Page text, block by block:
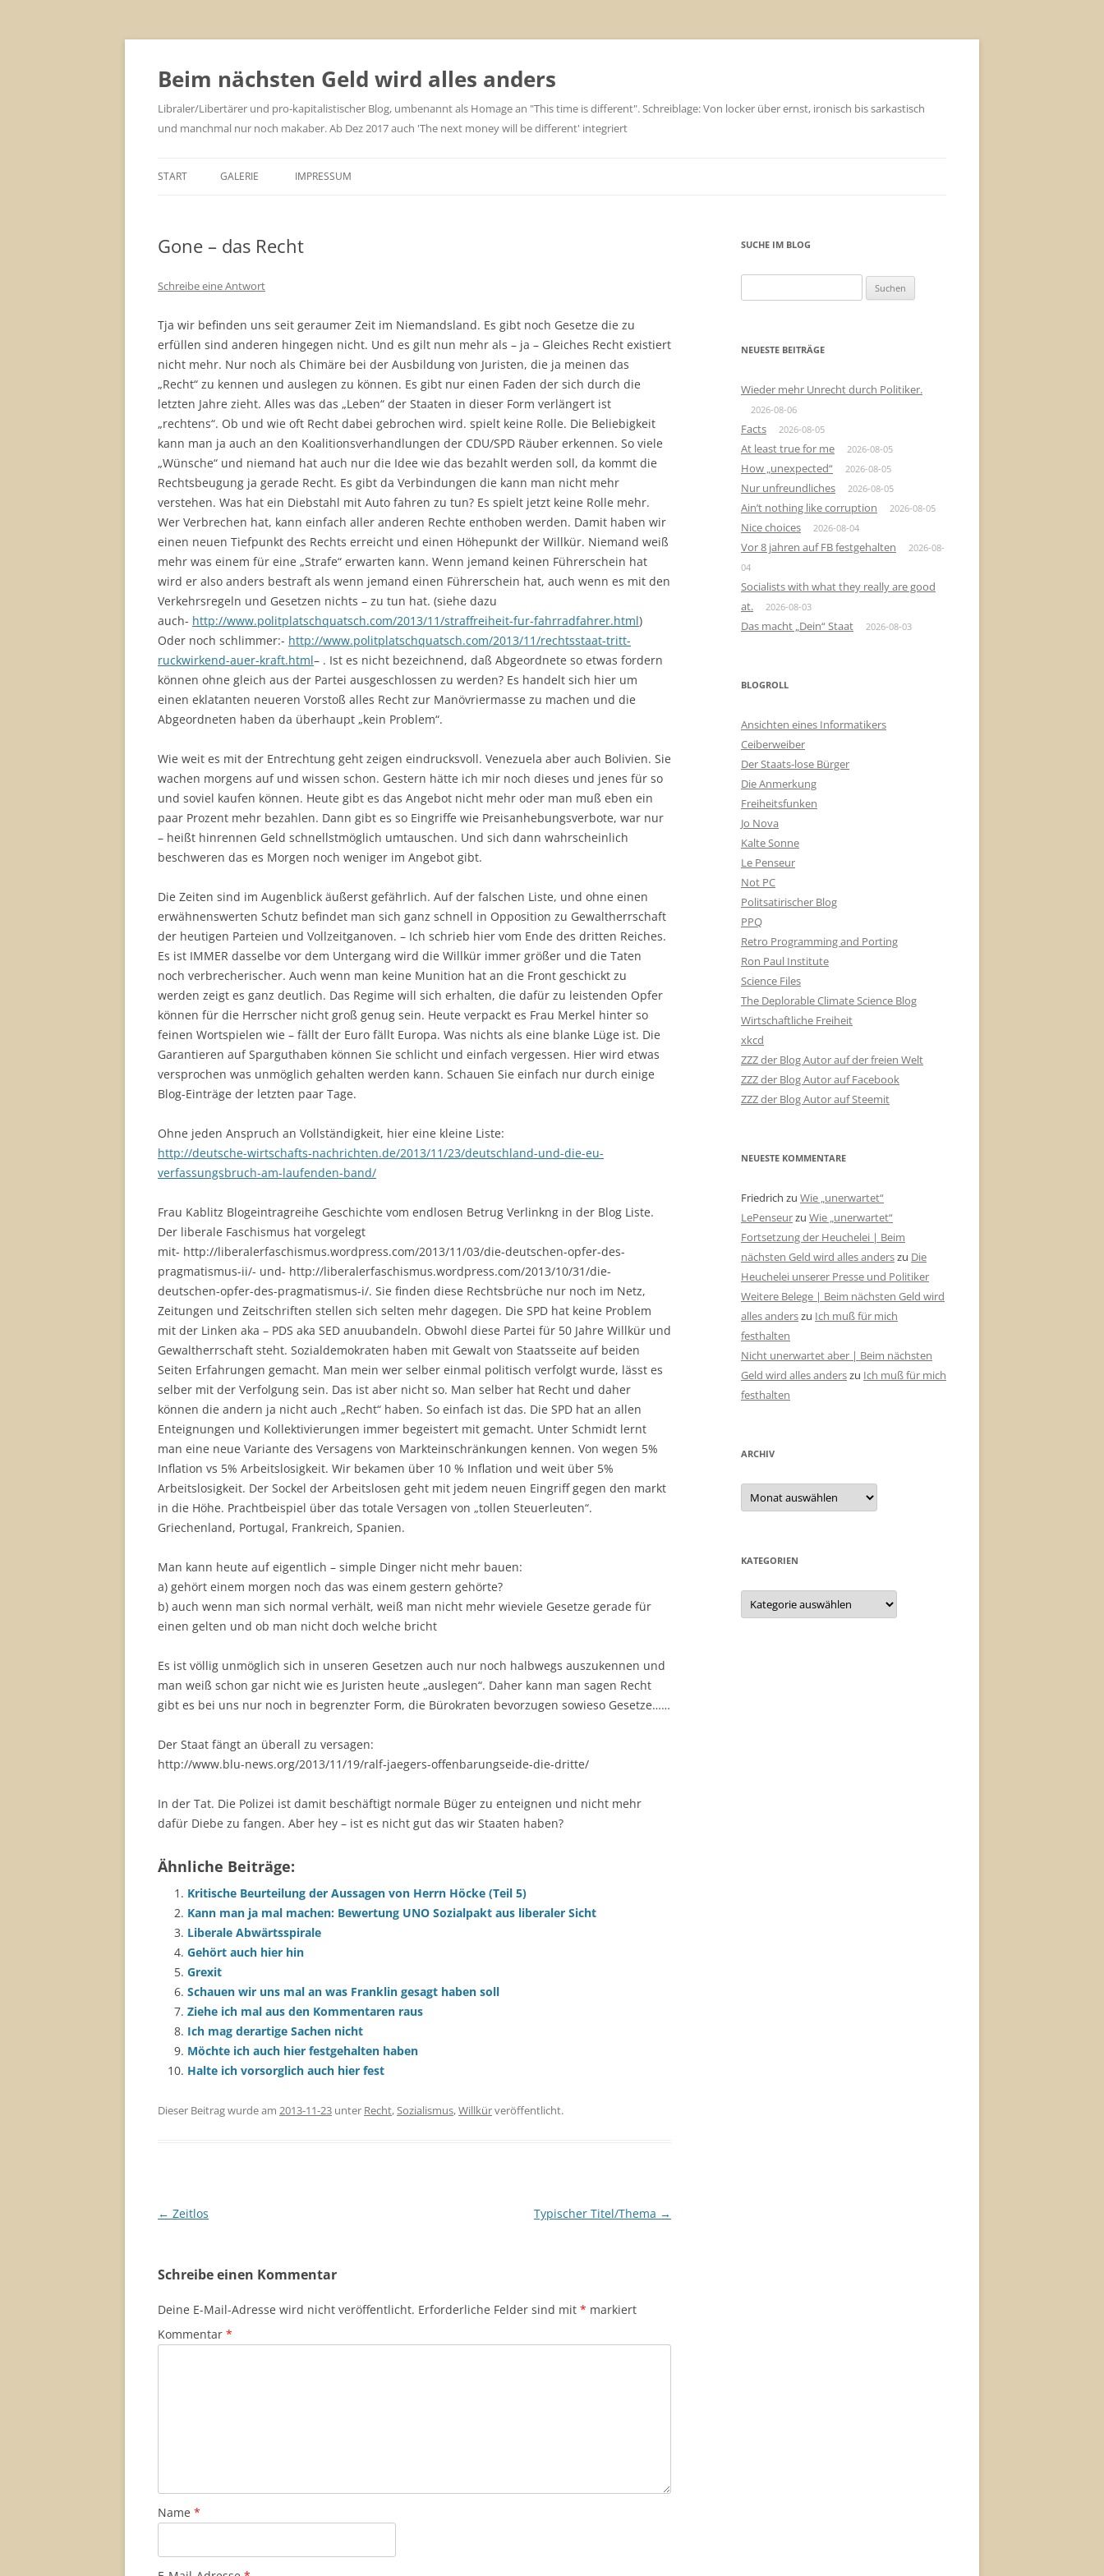
Zum
springen
Beim nächsten Geld wird alles anders
Libraler/Libertärer und pro-kapitalistischer Blog, umbenannt als Homage an "This time is different". Schreiblage: Von locker über ernst, ironisch bis sarkastisch
und manchmal nur noch makaber. Ab Dez 2017 auch 'The next money will be different' integriert
START GALERIE IMPRESSUM
Gone – das Recht
Schreibe eine Antwort
Tja wir befinden uns seit geraumer Zeit im Niemandsland. Es gibt noch Gesetze die zu
erfüllen sind anderen hingegen nicht. Und es gilt nun mehr als – ja – Gleiches Recht existiert
nicht mehr. Nur noch als Chimäre bei der Ausbildung von Juristen, die ja meinen das
„Recht“ zu kennen und auslegen zu können. Es gibt nur einen Faden der sich durch die
letzten Jahre zieht. Alles was das „Leben“ der Staaten in dieser Form verlängert ist
„rechtens“. Ob und wie oft Recht dabei gebrochen wird. spielt keine Rolle. Die Beliebigkeit
kann man ja auch an den Koalitionsverhandlungen der CDU/SPD Räuber erkennen. So viele
„Wünsche“ und niemand hat auch nur die Idee wie das bezahlt werden soll, da kommt die
Rechtsbeugung ja gerade Recht. Es gibt da Verbindungen die kann man nicht mehr
verstehen. Was hat ein Diebstahl mit Auto fahren zu tun? Es spielt jetzt keine Rolle mehr.
Wer Verbrechen hat, kann einfach aller anderen Rechte enthoben werden. Damit haben wir
einen neuen Tiefpunkt des Rechts erreicht und einen Höhepunkt der Willkür. Niemand weiß
mehr was einem für eine „Strafe“ erwarten kann. Wenn jemand keinen Führerschein hat
wird er also anders bestraft als wenn jemand einen Führerschein hat, auch wenn es mit den
Verkehrsregeln und Gesetzen nichts – zu tun hat. (siehe dazu
auch- http://www.politplatschquatsch.com/2013/11/straffreiheit-fur-fahrradfahrer.html)
Oder noch schlimmer:- http://www.politplatschquatsch.com/2013/11/rechtsstaat-tritt-
ruckwirkend-auer-kraft.html– . Ist es nicht bezeichnend, daß Abgeordnete so etwas fordern
können ohne gleich aus der Partei ausgeschlossen zu werden? Es handelt sich hier um
einen eklatanten neueren Vorstoß alles Recht zur Manövriermasse zu machen und die
Abgeordneten haben da überhaupt „kein Problem“.
Wie weit es mit der Entrechtung geht zeigen eindrucksvoll. Venezuela aber auch Bolivien. Sie
wachen morgens auf und wissen schon. Gestern hätte ich mir noch dieses und jenes für so
und soviel kaufen können. Heute gibt es das Angebot nicht mehr oder man muß eben ein
paar Prozent mehr bezahlen. Dann gibt es so Eingriffe wie Preisanhebungsverbote, war nur
– heißt hinrennen Geld schnellstmöglich umtauschen. Und sich dann wahrscheinlich
beschweren das es Morgen noch weniger im Angebot gibt.
Die Zeiten sind im Augenblick äußerst gefährlich. Auf der falschen Liste, und ohne einen
erwähnenswerten Schutz befindet man sich ganz schnell in Opposition zu Gewaltherrschaft
der heutigen Parteien und Vollzeitganoven. – Ich schrieb hier vom Ende des dritten Reiches.
Es ist IMMER dasselbe vor dem Untergang wird die Willkür immer größer und die Taten
noch verbrecherischer. Auch wenn man keine Munition hat an die Front geschickt zu
werden zeigt es ganz deutlich. Das Regime will sich erhalten, die dafür zu leistenden Opfer
können für die Herrscher nicht groß genug sein. Heute verpackt es Frau Merkel hinter so
feinen Wortspielen wie – fällt der Euro fällt Europa. Was nichts als eine blanke Lüge ist. Die
Garantieren auf Sparguthaben können Sie schlicht und einfach vergessen. Hier wird etwas
versprochen was unmöglich gehalten werden kann. Schauen Sie einfach nur durch einige
Blog-Einträge der letzten paar Tage.
Ohne jeden Anspruch an Vollständigkeit, hier eine kleine Liste:
http://deutsche-wirtschafts-nachrichten.de/2013/11/23/deutschland-und-die-eu-
verfassungsbruch-am-laufenden-band/
Frau Kablitz Blogeintragreihe Geschichte vom endlosen Betrug Verlinkng in der Blog Liste.
Der liberale Faschismus hat vorgelegt
mit- http://liberalerfaschismus.wordpress.com/2013/11/03/die-deutschen-opfer-des-
pragmatismus-ii/- und- http://liberalerfaschismus.wordpress.com/2013/10/31/die-
deutschen-opfer-des-pragmatismus-i/. Sie finden diese Rechtsbrüche nur noch im Netz,
Zeitungen und Zeitschriften stellen sich selten mehr dagegen. Die SPD hat keine Problem
mit der Linken aka – PDS aka SED anuubandeln. Obwohl diese Partei für 50 Jahre Willkür und
Gewaltherrschaft steht. Sozialdemokraten haben mit Gewalt von Staatsseite auf beiden
Seiten Erfahrungen gemacht. Man mein wer selber einmal politisch verfolgt wurde, lässt es
selber mit der Verfolgung sein. Das ist aber nicht so. Man selber hat Recht und daher
können die andern ja nicht auch „Recht“ haben. So einfach ist das. Die SPD hat an allen
Enteignungen und Kollektivierungen immer begeistert mit gemacht. Unter Schmidt lernt
man eine neue Variante des Versagens von Markteinschränkungen kennen. Von wegen 5%
Inflation vs 5% Arbeitslosigkeit. Wir bekamen über 10 % Inflation und weit über 5%
Arbeitslosigkeit. Der Sockel der Arbeitslosen geht mit jedem neuen Eingriff gegen den markt
in die Höhe. Prachtbeispiel über das totale Versagen von „tollen Steuerleuten“.
Griechenland, Portugal, Frankreich, Spanien.
Man kann heute auf eigentlich – simple Dinger nicht mehr bauen:
a) gehört einem morgen noch das was einem gestern gehörte?
b) auch wenn man sich normal verhält, weiß man nicht mehr wieviele Gesetze gerade für
einen gelten und ob man nicht doch welche bricht
Es ist völlig unmöglich sich in unseren Gesetzen auch nur noch halbwegs auszukennen und
man weiß schon gar nicht wie es Juristen heute „auslegen“. Daher kann man sagen Recht
gibt es bei uns nur noch in begrenzter Form, die Bürokraten bevorzugen sowieso Gesetze……
Der Staat fängt an überall zu versagen:
http://www.blu-news.org/2013/11/19/ralf-jaegers-offenbarungseide-die-dritte/
In der Tat. Die Polizei ist damit beschäftigt normale Büger zu enteignen und nicht mehr
dafür Diebe zu fangen. Aber hey – ist es nicht gut das wir Staaten haben?
Ähnliche Beiträge:
Kritische Beurteilung der Aussagen von Herrn Höcke (Teil 5)
Kann man ja mal machen: Bewertung UNO Sozialpakt aus liberaler Sicht
Liberale Abwärtsspirale
Gehört auch hier hin
Grexit
Schauen wir uns mal an was Franklin gesagt haben soll
Ziehe ich mal aus den Kommentaren raus
Ich mag derartige Sachen nicht
Möchte ich auch hier festgehalten haben
Halte ich vorsorglich auch hier fest
Dieser Beitrag wurde am 2013-11-23 unter Recht,Sozialismus,Willkürveröffentlicht.
Beitragsnavigation
← Zeitlos Typischer Titel/Thema →
Schreibe einen Kommentar
Deine E-Mail-Adresse wird nicht veröffentlicht. Erforderliche Felder sind mit * markiert
Kommentar *
Name *
SUCHE IM BLOG
nach:
NEUESTE BEITRÄGE
Wieder mehr Unrecht durch Politiker.
2026-08-06
Facts 2026-08-05
At least true for me 2026-08-05
How „unexpected“ 2026-08-05
Nur unfreundliches 2026-08-05
Ain’t nothing like corruption 2026-08-05
Nice choices 2026-08-04
Vor 8 jahren auf FB festgehalten
2026-08-
04
Socialists with what they really are good
at.
2026-08-03
Das macht „Dein“ Staat 2026-08-03
BLOGROLL
Ansichten eines Informatikers
Ceiberweiber
Der Staats-lose Bürger
Die Anmerkung
Freiheitsfunken
Jo Nova
Kalte Sonne
Le Penseur
Not PC
Politsatirischer Blog
PPQ
Retro Programming and Porting
Ron Paul Institute
Science Files
The Deplorable Climate Science Blog
Wirtschaftliche Freiheit
xkcd
ZZZ der Blog Autor auf der freien Welt
ZZZ der Blog Autor auf Facebook
ZZZ der Blog Autor auf Steemit
NEUESTE KOMMENTARE
Friedrich zu Wie „unerwartet“
LePenseurzu Wie „unerwartet“
Fortsetzung der Heuchelei | Beim
nächsten Geld wird alles anderszu Die
Heuchelei unserer Presse und Politiker
Weitere Belege | Beim nächsten Geld wird
alles anderszu Ich muß für mich
festhalten
Nicht unerwartet aber | Beim nächsten
Geld wird alles anderszu Ich muß für mich
festhalten
ARCHIV
Archiv
KATEGORIEN
Kategorien